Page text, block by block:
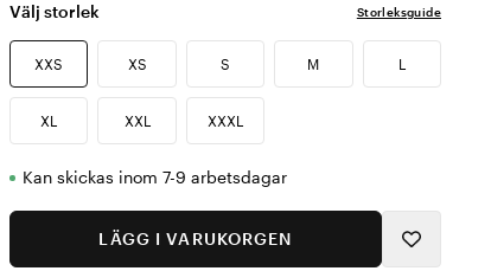
Välj storlek Storleksguide
XXS XS S M L
XL XXL XXXL
Kan skickas inom 7-9 arbetsdagar
LÄGG I VARUKORGEN